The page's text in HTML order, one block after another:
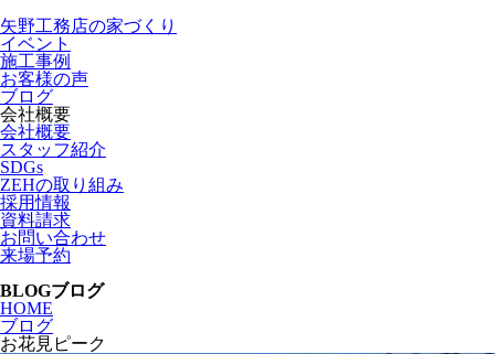
矢野工務店の家づくり
イベント
施工事例
お客様の声
ブログ
会社概要
会社概要
スタッフ紹介
SDGs
ZEHの取り組み
採用情報
資料請求
お問い合わせ
来場予約
BLOGブログ
HOME
ブログ
お花見ピーク